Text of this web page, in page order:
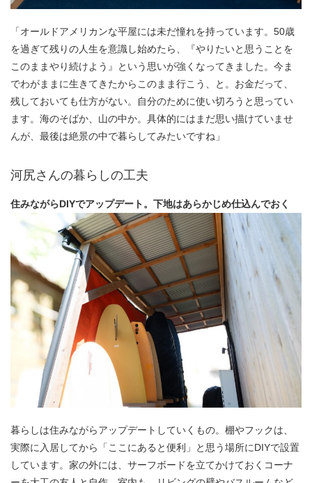
「オールドアメリカンな平屋には未だ憧れを持っています。50歳
を過ぎて残りの人生を意識し始めたら、『やりたいと思うことを
このままやり続けよう』という思いが強くなってきました。今ま
でわがままに生きてきたからこのまま行こう、と。お金だって、
残しておいても仕方がない。自分のために使い切ろうと思ってい
ます。海のそばか、山の中か。具体的にはまだ思い描けていませ
んが、最後は絶景の中で暮らしてみたいですね」
河尻さんの暮らしの工夫
住みながらDIYでアップデート。下地はあらかじめ仕込んでおく
暮らしは住みながらアップデートしていくもの。棚やフックは、
実際に入居してから「ここにあると便利」と思う場所にDIYで設置
しています。家の外には、サーフボードを立てかけておくコーナ